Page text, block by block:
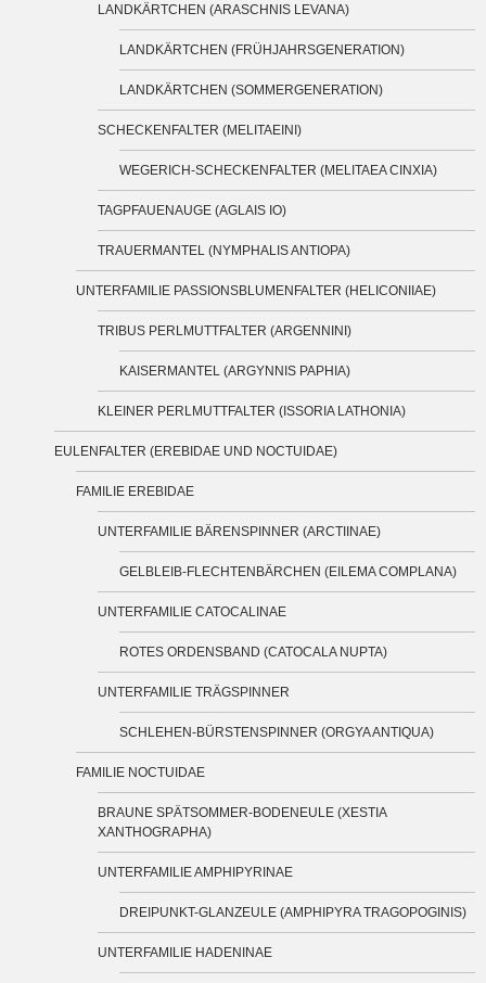
LANDKÄRTCHEN (ARASCHNIS LEVANA)
LANDKÄRTCHEN (FRÜHJAHRSGENERATION)
LANDKÄRTCHEN (SOMMERGENERATION)
SCHECKENFALTER (MELITAEINI)
WEGERICH-SCHECKENFALTER (MELITAEA CINXIA)
TAGPFAUENAUGE (AGLAIS IO)
TRAUERMANTEL (NYMPHALIS ANTIOPA)
UNTERFAMILIE PASSIONSBLUMENFALTER (HELICONIIAE)
TRIBUS PERLMUTTFALTER (ARGENNINI)
KAISERMANTEL (ARGYNNIS PAPHIA)
KLEINER PERLMUTTFALTER (ISSORIA LATHONIA)
EULENFALTER (EREBIDAE UND NOCTUIDAE)
FAMILIE EREBIDAE
UNTERFAMILIE BÄRENSPINNER (ARCTIINAE)
GELBLEIB-FLECHTENBÄRCHEN (EILEMA COMPLANA)
UNTERFAMILIE CATOCALINAE
ROTES ORDENSBAND (CATOCALA NUPTA)
UNTERFAMILIE TRÄGSPINNER
SCHLEHEN-BÜRSTENSPINNER (ORGYA ANTIQUA)
FAMILIE NOCTUIDAE
BRAUNE SPÄTSOMMER-BODENEULE (XESTIA
XANTHOGRAPHA)
UNTERFAMILIE AMPHIPYRINAE
DREIPUNKT-GLANZEULE (AMPHIPYRA TRAGOPOGINIS)
UNTERFAMILIE HADENINAE